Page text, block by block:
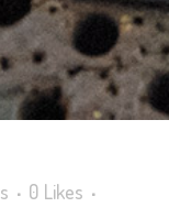
0 Likes